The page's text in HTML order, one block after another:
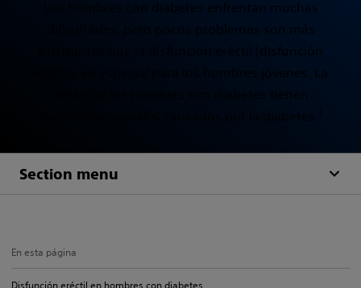
Los hombres con diabetes enfrentan muchas
dificultades, pero pocos problemas son más
frustrantes que la disfunción eréctil (disfunción
eréctil), en especial para los hombres jóvenes. La
mitad de los hombres con diabetes tienen
problemas sexuales causados por la diabetes.1
Section menu
En esta página
Disfunción eréctil en hombres con diabetes